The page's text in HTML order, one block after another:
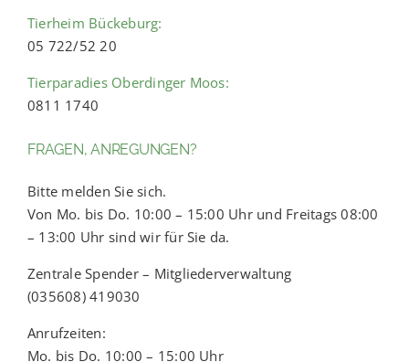
Tierheim Bückeburg:
05 722/52 20
Tierparadies Oberdinger Moos:
0811 1740
FRAGEN, ANREGUNGEN?
Bitte melden Sie sich.
Von Mo. bis Do. 10:00 – 15:00 Uhr und Freitags 08:00
– 13:00 Uhr sind wir für Sie da.
Zentrale Spender – Mitgliederverwaltung
(035608) 419030
Anrufzeiten:
Mo. bis Do. 10:00 – 15:00 Uhr